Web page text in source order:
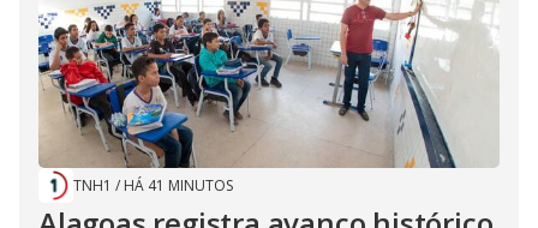
TNH1 / HÁ 41 MINUTOS